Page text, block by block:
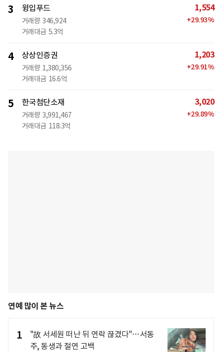
3 윙입푸드
거래량 346,924
거래대금 5.3억
1,554
+29.93%
4 상상인증권
거래량 1,380,356
거래대금 16.6억
1,203
+29.91%
5 한국첨단소재
거래량 3,991,467
거래대금 118.3억
3,020
+29.89%
연예 많이 본 뉴스
1
"故 서세원 떠난 뒤 연락 끊겼다"…서동
주, 동생과 절연 고백